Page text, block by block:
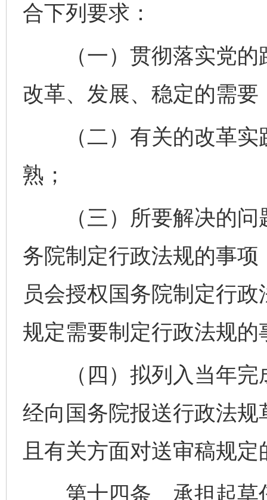
合下列要求：
（一）贯彻落实党的
改革、发展、稳定的需要
（二）有关的改革实
熟；
（三）所要解决的问
务院制定行政法规的事
员会授权国务院制定行
规定需要制定行政法规的
（四）拟列入当年完
经向国务院报送行政法
且有关方面对送审稿规
第十四条 承担起草任